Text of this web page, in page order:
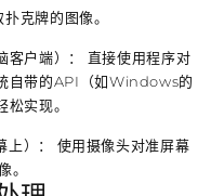
克牌的图像。
户端）：
直接使用程序对
自带的API（如Windows的
实现。
）： 使用摄像头对准屏幕
。